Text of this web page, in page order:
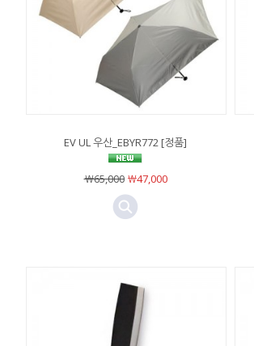
EV UL 우산_EBYR772 [정품]
￦65,000￦47,000